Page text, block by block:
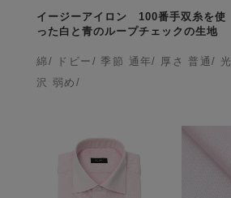
イージーアイロン 100番手双糸を使
った白と青のループチェックの生地
綿/ ドビー/ 季節 通年/ 厚さ 普通/ 光
沢 弱め/